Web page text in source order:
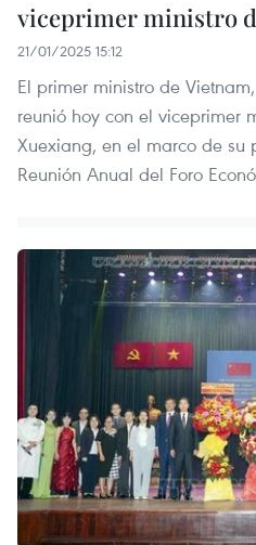
viceprimer ministro
21/01/2025 15:12
El primer ministro de
reunió hoy con el viceprimer
Xuexiang, en el marco de su
Reunión Anual del Foro